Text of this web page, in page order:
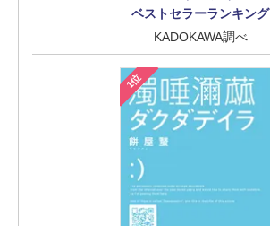
ベストセラーランキング
KADOKAWA調べ
1位